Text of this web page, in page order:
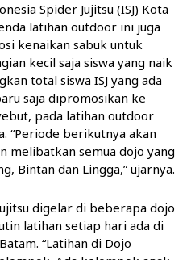
Spider Jujitsu (ISJ) Kota
latihan outdoor ini juga
kenaikan sabuk untuk
kecil saja siswa yang naik
total siswa ISJ yang ada
saja dipromosikan ke
pada latihan outdoor
“Periode berikutnya akan
melibatkan semua dojo yang
Bintan dan Lingga,” ujarnya.
digelar di beberapa dojo
latihan setiap hari ada di
“Latihan di Dojo